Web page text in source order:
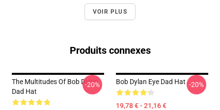
VOIR PLUS
Produits connexes
The Multitudes Of Bob Dylan
Dad Hat
-20% Bob Dylan Eye Dad Hat
19,78 € - 21,16 €
-20%